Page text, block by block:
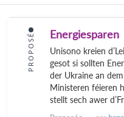
PROPOSÉ Energiesparen
Unisono kreien
gesot si sollten
der Ukraine an
Ministeren féieren
stellt sech awer